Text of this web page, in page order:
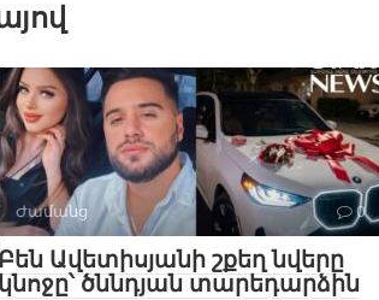
Ժամանց 0
Բեն Ավետիսյանի շքեղ նվերը
ծննդյան տարեդարձին